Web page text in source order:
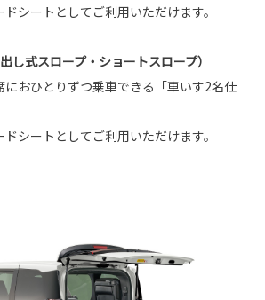
シートとしてご利用いただけます。
し式スロープ・ショートスロープ）
おひとりずつ乗車できる「車いす2名仕
シートとしてご利用いただけます。